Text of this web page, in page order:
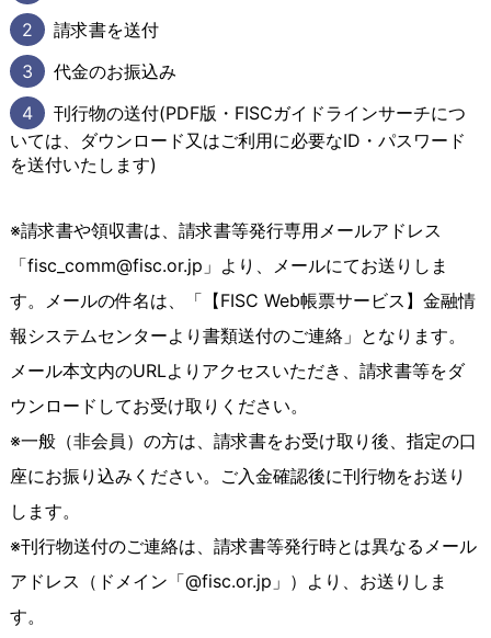
2
請求書を送付
3
代金のお振込み
4
刊行物の送付(PDF版・FISCガイドラインサーチにつ
いては、ダウンロード又はご利用に必要なID・パスワード
を送付いたします)
※請求書や領収書は、請求書等発行専用メールアドレス
「fisc_comm@fisc.or.jp」より、メールにてお送りしま
す。メールの件名は、「【FISC Web帳票サービス】金融情
報システムセンターより書類送付のご連絡」となります。
メール本文内のURLよりアクセスいただき、請求書等をダ
ウンロードしてお受け取りください。
※一般（非会員）の方は、請求書をお受け取り後、指定の口
座にお振り込みください。ご入金確認後に刊行物をお送り
します。
※刊行物送付のご連絡は、請求書等発行時とは異なるメール
アドレス（ドメイン「@fisc.or.jp」）より、お送りしま
す。